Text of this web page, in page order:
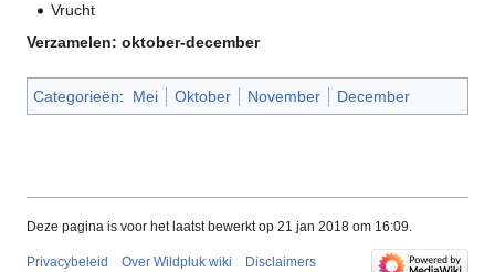
Vrucht
Verzamelen: oktober-december
Categorieën: Mei Oktober November December
Deze pagina is voor het laatst bewerkt op 21 jan 2018 om 16:09.
Privacybeleid Over Wildpluk wiki Disclaimers